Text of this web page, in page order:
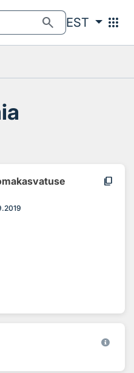
search EST apps
content_copy